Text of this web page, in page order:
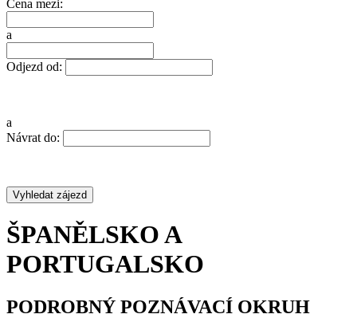
Cena mezi:
a
Odjezd od:
a
Návrat do:
ŠPANĚLSKO A
PORTUGALSKO
PODROBNÝ POZNÁVACÍ OKRUH